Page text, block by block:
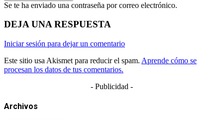
Se te ha enviado una contraseña por correo electrónico.
DEJA UNA RESPUESTA
Iniciar sesión para dejar un comentario
Este sitio usa Akismet para reducir el spam. Aprende cómo se
procesan los datos de tus comentarios.
- Publicidad -
Archivos